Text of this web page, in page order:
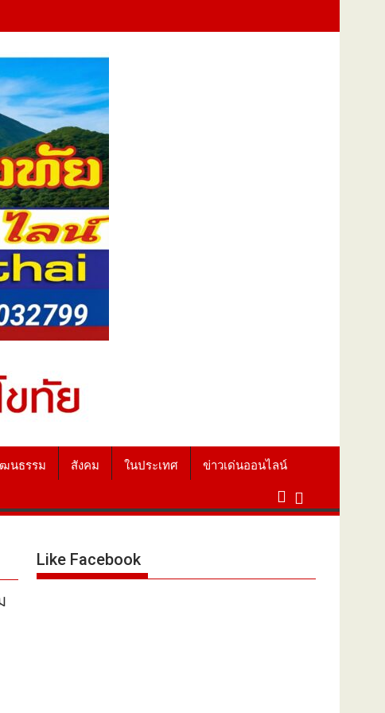
วันแม่แห่งชาติ แทนคำว่ารัก ชวนลูกพาแม่เที่ยว
นธรรม สังคม ในประเทศ ข่าวเด่นออนไลน์
Like Facebook